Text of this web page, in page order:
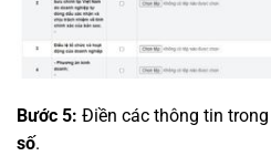
Bước 5: Điền các thông tin
số.